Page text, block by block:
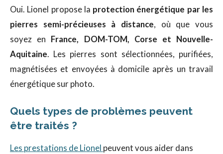
Oui. Lionel propose la protection énergétique par les
pierres semi-précieuses à distance, où que vous
soyez en France, DOM-TOM, Corse et Nouvelle-
Aquitaine. Les pierres sont sélectionnées, purifiées,
magnétisées et envoyées à domicile après un travail
énergétique sur photo.
Quels types de problèmes peuvent
être traités ?
Les prestations de Lionel peuvent vous aider dans